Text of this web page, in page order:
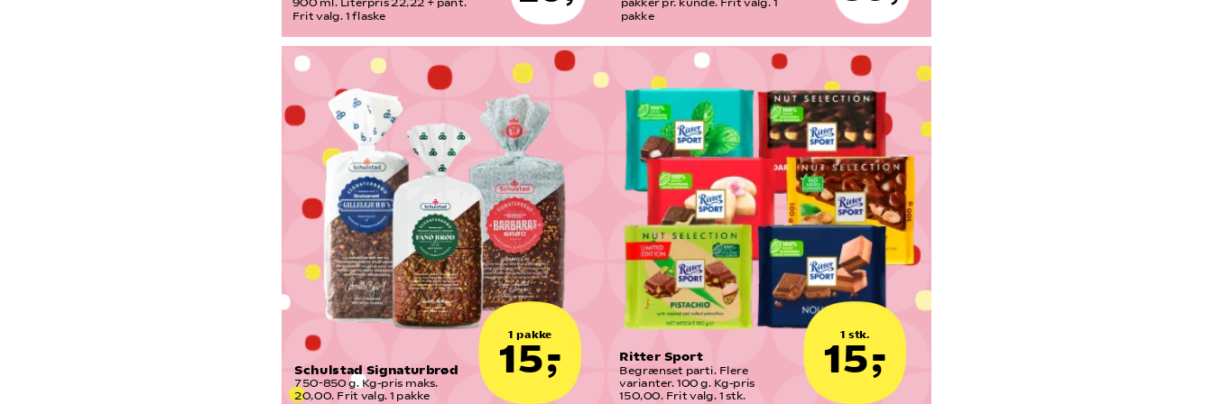
900 ml. Literpris 22,22 + pant.
Frit valg. 1 flaske
pakker pr. kunde. Frit valg. 1
pakke
1 pakke
15,-
Schulstad Signaturbrød
750-850 g. Kg-pris maks.
20,00. Frit valg. 1 pakke
1 stk.
15,-
Ritter Sport
Begrænset parti. Flere
varianter. 100 g. Kg-pris
150,00. Frit valg. 1 stk.